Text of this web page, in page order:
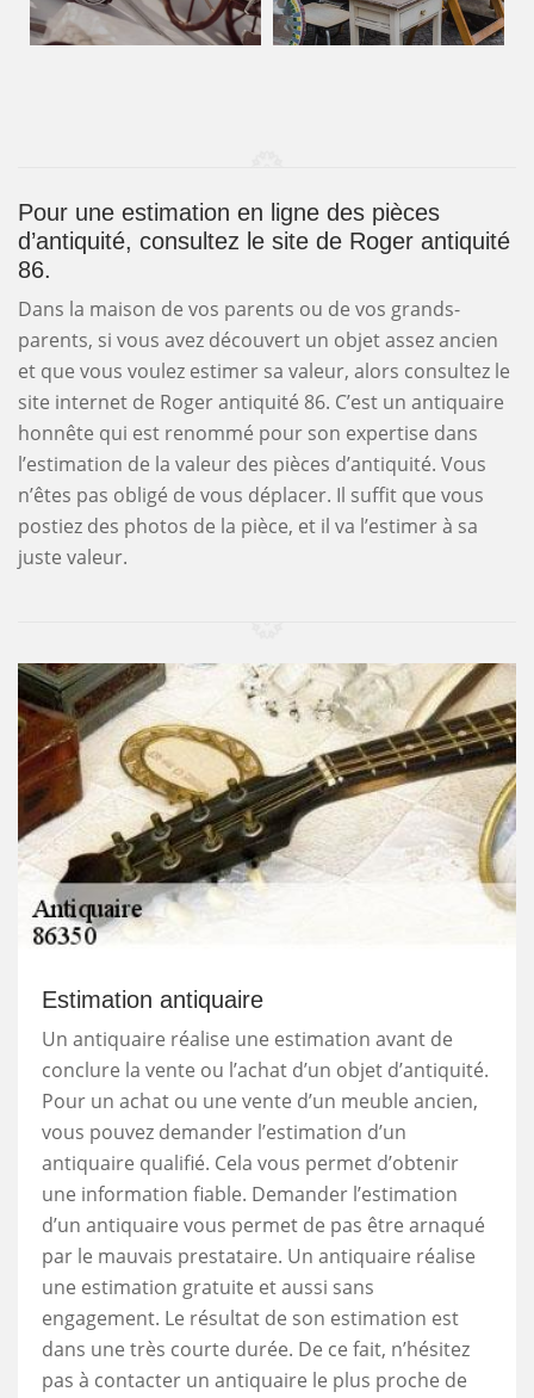
Pour une estimation en ligne des pièces
d’antiquité, consultez le site de Roger antiquité
86.
Dans la maison de vos parents ou de vos grands-
parents, si vous avez découvert un objet assez ancien
et que vous voulez estimer sa valeur, alors consultez le
site internet de Roger antiquité 86. C’est un antiquaire
honnête qui est renommé pour son expertise dans
l’estimation de la valeur des pièces d’antiquité. Vous
n’êtes pas obligé de vous déplacer. Il suffit que vous
postiez des photos de la pièce, et il va l’estimer à sa
juste valeur.
Estimation antiquaire
Un antiquaire réalise une estimation avant de
conclure la vente ou l’achat d’un objet d’antiquité.
Pour un achat ou une vente d’un meuble ancien,
vous pouvez demander l’estimation d’un
antiquaire qualifié. Cela vous permet d’obtenir
une information fiable. Demander l’estimation
d’un antiquaire vous permet de pas être arnaqué
par le mauvais prestataire. Un antiquaire réalise
une estimation gratuite et aussi sans
engagement. Le résultat de son estimation est
dans une très courte durée. De ce fait, n’hésitez
pas à contacter un antiquaire le plus proche de